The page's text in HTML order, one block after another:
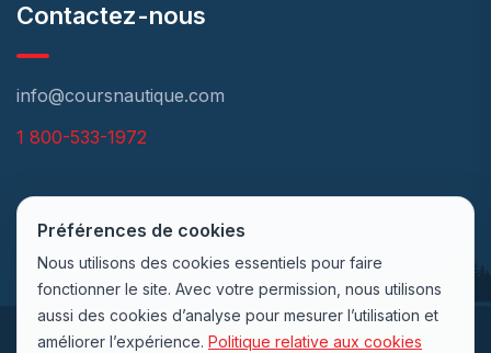
Contactez-nous
info@coursnautique.com
1 800-533-1972
Préférences de cookies
Nous utilisons des cookies essentiels pour faire
fonctionner le site. Avec votre permission, nous utilisons
aussi des cookies d’analyse pour mesurer l’utilisation et
améliorer l’expérience. Politique relative aux cookies